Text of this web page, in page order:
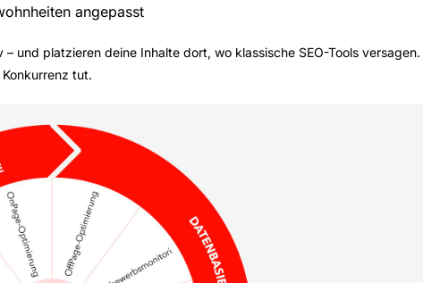
angepasst
– und platzieren deine Inhalte dort, wo klassische SEO-Tools versagen.
tut.